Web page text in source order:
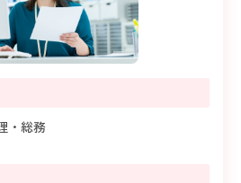
・総務